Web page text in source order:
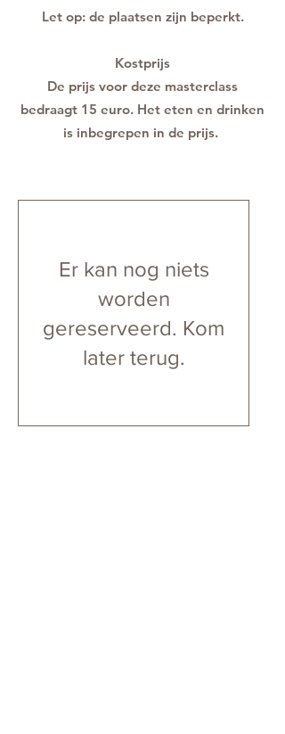
Let op: de plaatsen zijn beperkt.
Kostprijs
De prijs voor deze masterclass
bedraagt 15 euro. Het eten en drinken
is inbegrepen in de prijs.
Er kan nog niets
worden
gereserveerd. Kom
later terug.